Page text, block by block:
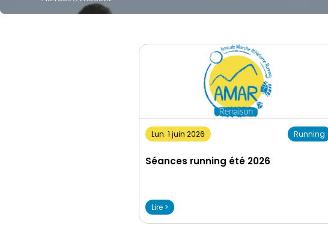
Lun. 1 juin 2026 Running
Séances running été 2026
Lire >